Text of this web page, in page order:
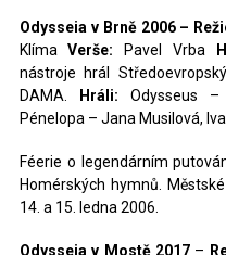
Odysseia v Brně 2006 –
KlímaVerše: Pavel Vrba
nástroje hrál
DAMA.
Hráli: Odysseus –
Pénelopa – Jana Musilová,
Féerie o legendárním
Homérských hymnů.
14. a 15. ledna 2006.
Odysseia v Mostě 2017 –